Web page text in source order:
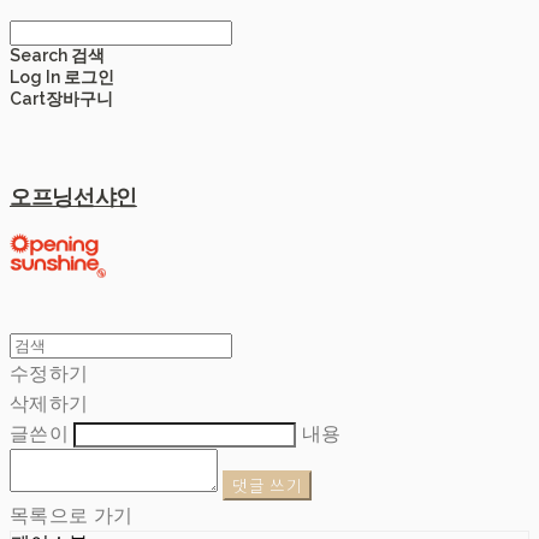
Search 검색
Log In 로그인
Cart장바구니
오프닝선샤인
수정하기
삭제하기
글쓴이
내용
댓글 쓰기
목록으로 가기